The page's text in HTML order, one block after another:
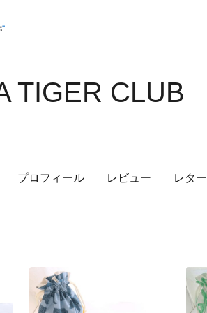
TIGER CLUB
プロフィール レビュー レター